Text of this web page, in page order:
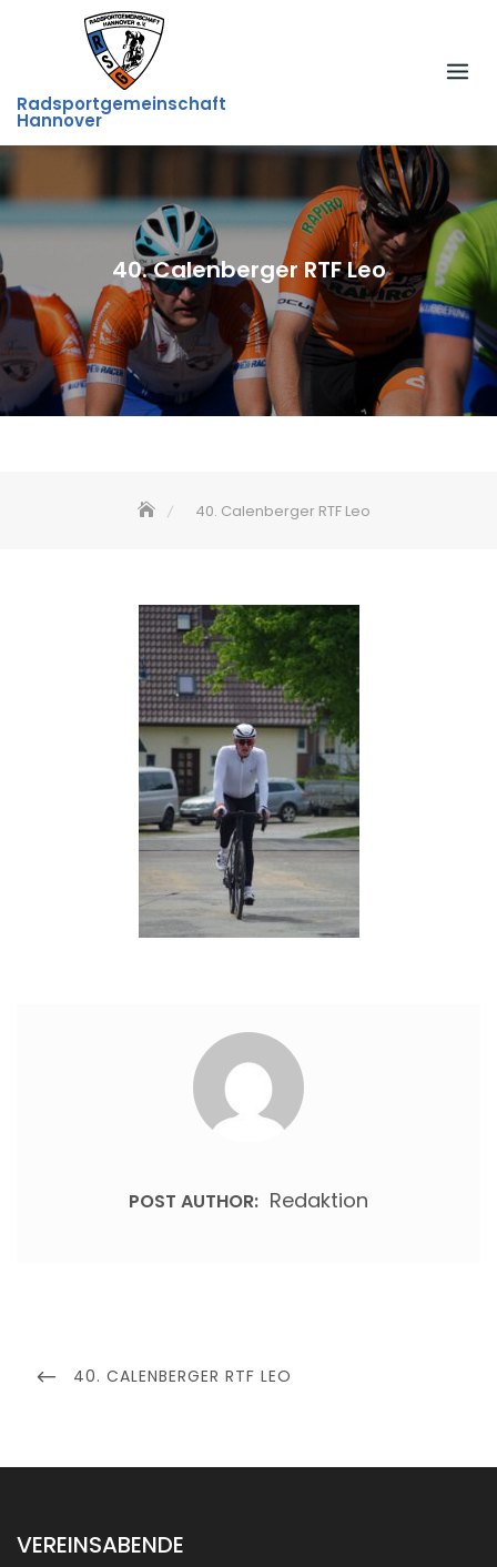
Radsportgemeinschaft
Hannover
40. Calenberger RTF Leo
40. Calenberger RTF Leo
POST AUTHOR: Redaktion
PREVIOUS
40. CALENBERGER RTF LEO
VEREINSABENDE